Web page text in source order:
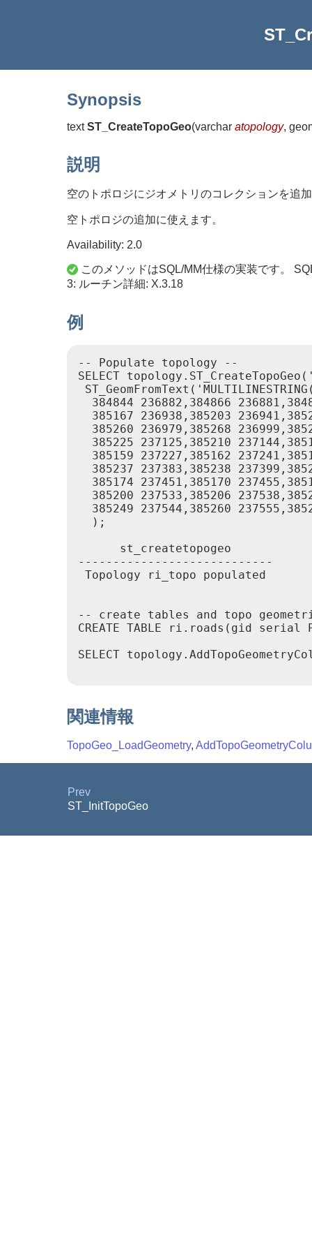
Synopsis
textST_CreateTopoGeo(varchar atopology,
説明
空のトポロジにジオメトリのコレクションを追
空トポロジの追加に使えます。
Availability: 2.0
このメソッドはSQL/MM仕様の実装です。
3: ルーチン詳細: X.3.18
例
-- Populate topology --
SELECT
384844 236882,384866
385167 236938,385203
385260 236979,385268
385225 237125,385210
385159 237227,385162
385237 237383,385238
385174 237451,385170
385200 237533,385206
385249 237544,385260
  );
      st_createtopogeo
----------------------------
Topology ri_topo populated
-- create tables and topo
CREATE TABLE ri.roads(gid serial
SELECT
関連情報
TopoGeo_LoadGeometry,
Prev
ST_InitTopoGeo